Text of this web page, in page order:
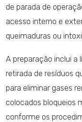
de parada de
acesso interno e
queimaduras ou
A preparação inclui a
retirada de resíduos
para eliminar gases
colocados bloqueios
conforme os